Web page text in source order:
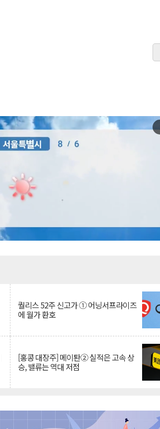
퀄리스 52주 신고가 ① 어닝서프라이즈
에 월가 환호
[홍콩 대장주] 메이퇀② 실적은 고속 상
승, 밸류는 역대 저점